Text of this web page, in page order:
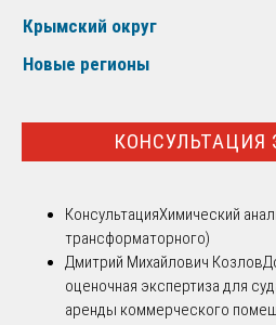
Крымский округ
Новые регионы
КОНСУЛЬТАЦИЯ
КонсультацияХимический
трансформаторного)
Дмитрий Михайлович Козлов
оценочная экспертиза для
аренды коммерческого